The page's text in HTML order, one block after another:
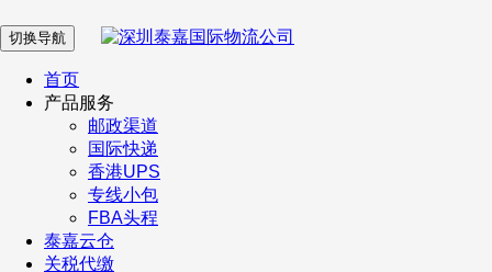
在 线 客 服
企业微信
切换导航
首页
产品服务
邮政渠道
国际快递
香港UPS
专线小包
FBA头程
泰嘉云仓
关税代缴